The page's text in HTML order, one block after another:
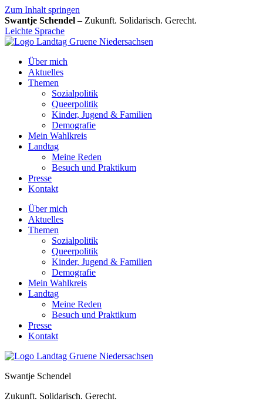
Zum Inhalt springen
Swantje Schendel – Zukunft. Solidarisch. Gerecht.
Leichte Sprache
Über mich
Aktuelles
Themen
Sozialpolitik
Queerpolitik
Kinder, Jugend & Familien
Demografie
Mein Wahlkreis
Landtag
Meine Reden
Besuch und Praktikum
Presse
Kontakt
Über mich
Aktuelles
Themen
Sozialpolitik
Queerpolitik
Kinder, Jugend & Familien
Demografie
Mein Wahlkreis
Landtag
Meine Reden
Besuch und Praktikum
Presse
Kontakt
Swantje Schendel
Zukunft. Solidarisch. Gerecht.